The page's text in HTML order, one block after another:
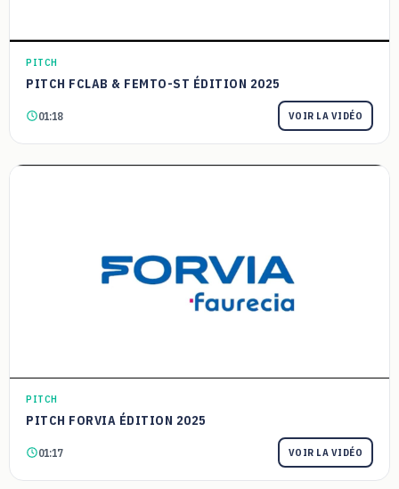
PITCH
PITCH FCLAB & FEMTO-ST ÉDITION 2025
01:18 VOIR LA VIDÉO
PITCH
PITCH FORVIA ÉDITION 2025
01:17 VOIR LA VIDÉO